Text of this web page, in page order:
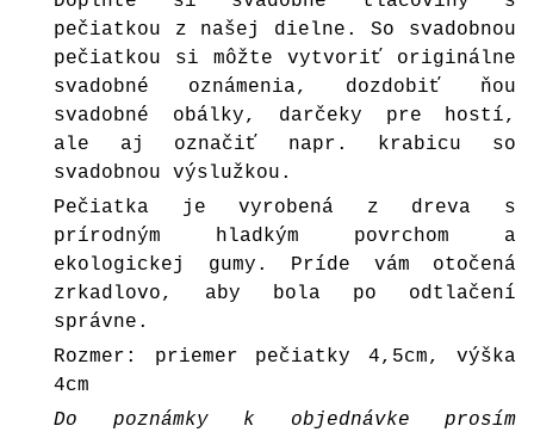
pečiatkou z našej dielne. So svadobnou
pečiatkou si môžte vytvoriť originálne
svadobné oznámenia, dozdobiť ňou
svadobné obálky, darčeky pre hostí,
ale aj označiť napr. krabicu so
svadobnou výslužkou.
Pečiatka je vyrobená z dreva s
prírodným hladkým povrchom a
ekologickej gumy. Príde vám otočená
zrkadlovo, aby bola po odtlačení
správne.
Rozmer: priemer pečiatky 4,5cm, výška
4cm
Do poznámky k objednávke prosím